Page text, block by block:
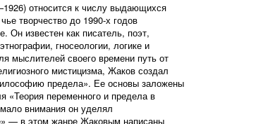
относится к числу выдающихся
творчество до 1990-х годов
Он известен как писатель, поэт,
гносеологии, логике и
мыслителей своего времени путь от
мистицизма, Жаков создал
предела». Ее основы заложены
«Теория переменного и предела в
внимания он уделял
— в этом жанре Жаковым написаны